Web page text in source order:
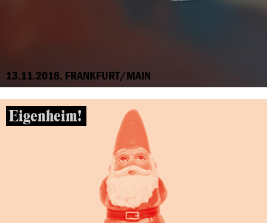
13.11.2018, FRANKFURT/MAIN
Eigenheim!